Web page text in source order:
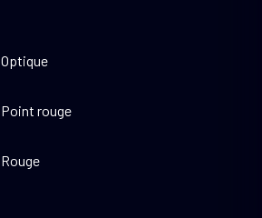
Optique
Point rouge
Rouge